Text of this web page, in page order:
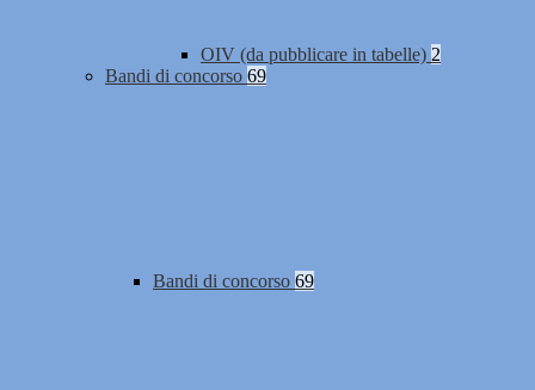
OIV (da pubblicare in tabelle) 2
Bandi di concorso 69
Bandi di concorso 69